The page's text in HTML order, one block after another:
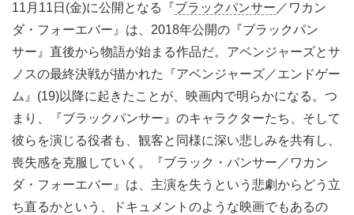
11月11日(金)に公開となる『ブラックパンサー ／ワカン
ダ・フォーエバー』は、2018年公開の『ブラックパン
サー』直後から物語が始まる作品だ。アベンジャーズとサ
ノスの最終決戦が描かれた『アベンジャーズ／エンドゲー
ム』(19)以降に起きたことが、映画内で明らかになる。つ
まり、『ブラックパンサー』のキャラクターたち、そして
彼らを演じる役者も、観客と同様に深い悲しみを共有し、
喪失感を克服していく。『ブラック・パンサー／ワカン
ダ・フォーエバー』は、主演を失うという悲劇からどう立
ち直るかという、ドキュメントのような映画でもあるの